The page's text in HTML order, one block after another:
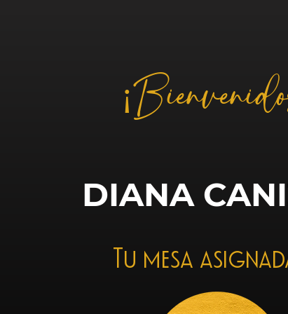
DIANA
Tu mesa